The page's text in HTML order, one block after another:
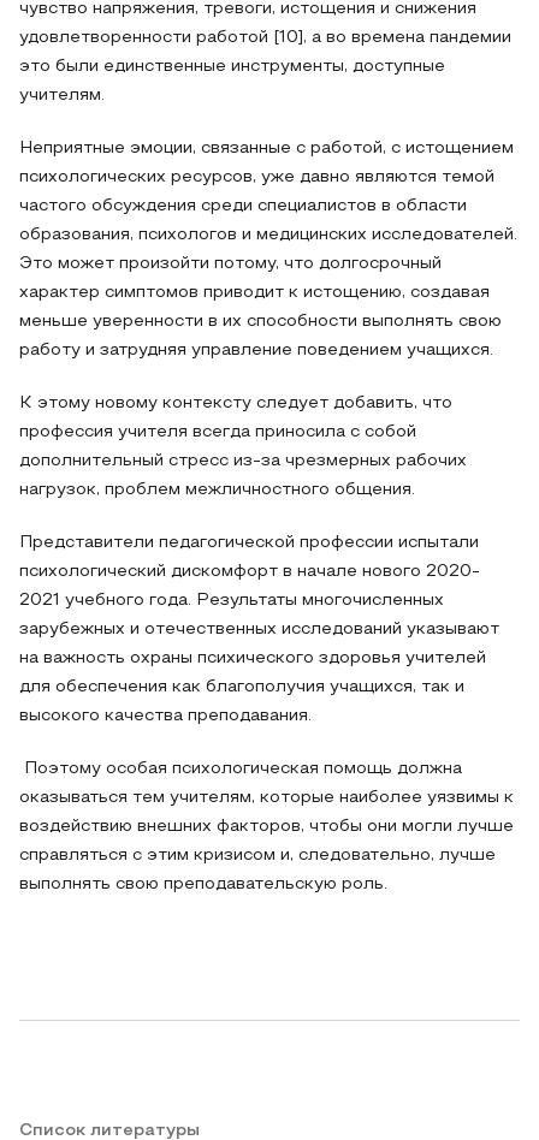
чувство напряжения, тревоги, истощения и снижения
удовлетворенности работой [10], а во времена пандемии
это были единственные инструменты, доступные
учителям.
Неприятные эмоции, связанные с работой, с истощением
психологических ресурсов, уже давно являются темой
частого обсуждения среди специалистов в области
образования, психологов и медицинских исследователей.
Это может произойти потому, что долгосрочный
характер симптомов приводит к истощению, создавая
меньше уверенности в их способности выполнять свою
работу и затрудняя управление поведением учащихся.
К этому новому контексту следует добавить, что
профессия учителя всегда приносила с собой
дополнительный стресс из-за чрезмерных рабочих
нагрузок, проблем межличностного общения.
Представители педагогической профессии испытали
психологический дискомфорт в начале нового 2020-
2021 учебного года. Результаты многочисленных
зарубежных и отечественных исследований указывают
на важность охраны психического здоровья учителей
для обеспечения как благополучия учащихся, так и
высокого качества преподавания.
Поэтому особая психологическая помощь должна
оказываться тем учителям, которые наиболее уязвимы к
воздействию внешних факторов, чтобы они могли лучше
справляться с этим кризисом и, следовательно, лучше
выполнять свою преподавательскую роль.
Список литературы